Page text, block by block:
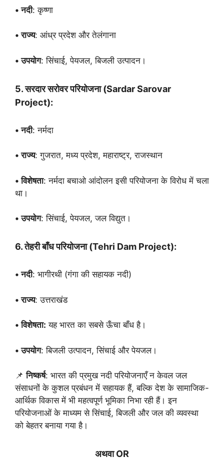
• नदी: कृष्णा
• राज्य: आंध्र प्रदेश और तेलंगाना
• उपयोग: सिंचाई, पेयजल, बिजली उत्पादन।
5. सरदार सरोवर परियोजना (Sardar Sarovar
Project):
• नदी: नर्मदा
• राज्य: गुजरात, मध्य प्रदेश, महाराष्ट्र, राजस्थान
• विशेषता: नर्मदा बचाओ आंदोलन इसी परियोजना के विरोध में चला
था।
• उपयोग: सिंचाई, पेयजल, जल विद्युत।
6. तेहरी बाँध परियोजना (Tehri Dam Project):
• नदी: भागीरथी (गंगा की सहायक नदी)
• राज्य: उत्तराखंड
• विशेषता: यह भारत का सबसे ऊँचा बाँध है।
• उपयोग: बिजली उत्पादन, सिंचाई और पेयजल।
📌निष्कर्ष: भारत की प्रमुख नदी परियोजनाएँ न केवल जल
संसाधनों के कुशल प्रबंधन में सहायक हैं, बल्कि देश के सामाजिक-
आर्थिक विकास में भी महत्वपूर्ण भूमिका निभा रही हैं। इन
परियोजनाओं के माध्यम से सिंचाई, बिजली और जल की व्यवस्था
को बेहतर बनाया गया है।
अथवा OR